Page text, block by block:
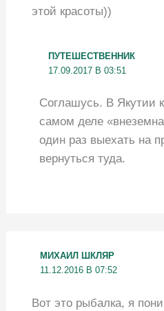
этой красоты))
ПУТЕШЕСТВЕННИК
17.09.2017 В 03:51
Соглашусь. В Якутии
самом деле
один раз выехать на
вернуться туда.
МИХАИЛ ШКЛЯР
11.12.2016 В 07:52
Вот это рыбалка, я